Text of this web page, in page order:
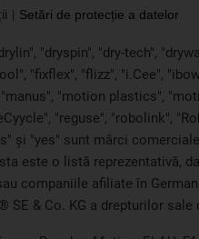
Setări de protecție a datelor
"dryspin", "dry-tech",
"fixflex", "flizz", "i.Cee",
"motion plastics",
"reguse", "robolink",
și "yes" sunt mărci
este o listă reprezentativă,
companiile afiliate în
& Co. KG a drepturilor sale